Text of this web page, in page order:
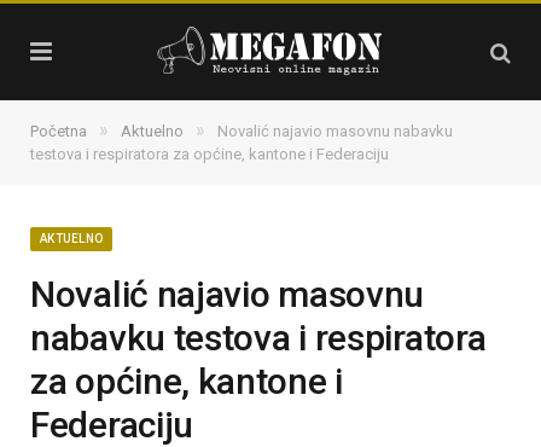
Početna » Aktuelno »
Novalić najavio masovnu nabavku
testova i respiratora za općine, kantone i Federaciju
AKTUELNO
Novalić najavio masovnu
nabavku testova i respiratora
za općine, kantone i
Federaciju